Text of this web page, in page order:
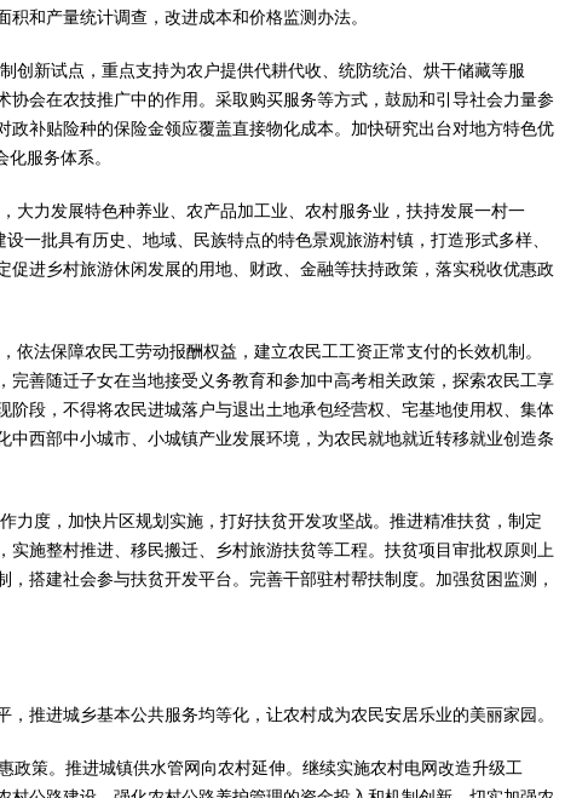
和产量统计调查，改进成本和价格监测办法。
新试点，重点支持为农户提供代耕代收、统防统治、烘干储藏等服
会在农技推广中的作用。采取购买服务等方式，鼓励和引导社会力量参
补贴险种的保险金领应覆盖直接物化成本。加快研究出台对地方特色优
服务体系。
力发展特色种养业、农产品加工业、农村服务业，扶持发展一村一
一批具有历史、地域、民族特点的特色景观旅游村镇，打造形式多样、
进乡村旅游休闲发展的用地、财政、金融等扶持政策，落实税收优惠政
法保障农民工劳动报酬权益，建立农民工工资正常支付的长效机制。
善随迁子女在当地接受义务教育和参加中高考相关政策，探索农民工享
段，不得将农民进城落户与退出土地承包经营权、宅基地使用权、集体
西部中小城市、小城镇产业发展环境，为农民就地就近转移就业创造条
度，加快片区规划实施，打好扶贫开发攻坚战。推进精准扶贫，制定
施整村推进、移民搬迁、乡村旅游扶贫等工程。扶贫项目审批权原则上
搭建社会参与扶贫开发平台。完善干部驻村帮扶制度。加强贫困监测，
进城乡基本公共服务均等化，让农村成为农民安居乐业的美丽家园。
策。推进城镇供水管网向农村延伸。继续实施农村电网改造升级工